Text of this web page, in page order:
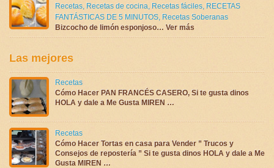
Recetas, Recetas de cocina, Recetas fáciles, RECETAS
FANTÁSTICAS DE 5 MINUTOS, Recetas Soberanas
Bizcocho de limón esponjoso… Ver más
Las mejores
Recetas
Cómo Hacer PAN FRANCÉS CASERO, Si te gusta dinos
HOLA y dale a Me Gusta MIREN …
Recetas
Cómo Hacer Tortas en casa para Vender ” Trucos y
Consejos de repostería ” Si te gusta dinos HOLA y dale a Me
Gusta MIREN …